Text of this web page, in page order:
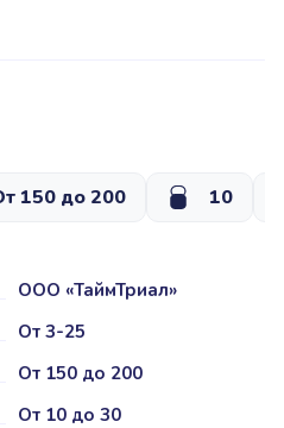
150 до 200 10
ООО «ТаймТриал»
От 3-25
От 150 до 200
От 10 до 30